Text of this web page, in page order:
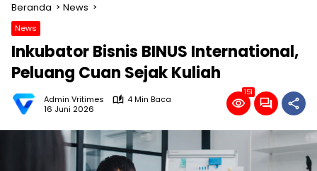
Beranda News
News
Inkubator Bisnis BINUS International,
Peluang Cuan Sejak Kuliah
Admin Vritimes
4 Min Baca
16 Juni 2026
151